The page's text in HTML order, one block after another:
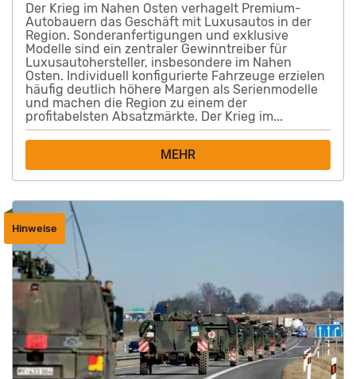
Der Krieg im Nahen Osten verhagelt Premium-
Autobauern das Geschäft mit Luxusautos in der
Region. Sonderanfertigungen und exklusive
Modelle sind ein zentraler Gewinntreiber für
Luxusautohersteller, insbesondere im Nahen
Osten. Individuell konfigurierte Fahrzeuge erzielen
häufig deutlich höhere Margen als Serienmodelle
und machen die Region zu einem der
profitabelsten Absatzmärkte. Der Krieg im...
MEHR
Hinweise